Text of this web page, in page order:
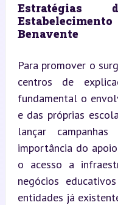
Benavente
Para promover o
centros de
fundamental o
e das próprias
lançar
importância do
o acesso a
negócios
entidades já